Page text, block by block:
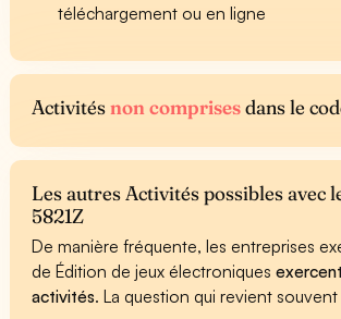
téléchargement ou en ligne
Activitésnon comprisesdans le
Les autres Activités possibles avec
5821Z
De manière fréquente, les entreprises
de Édition de jeux électroniques
activités. La question qui revient souvent